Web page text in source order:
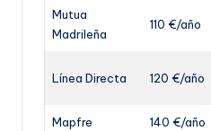
Mutua
Madrileña
110 €/año
Línea Directa 120 €/año
Mapfre 140 €/año